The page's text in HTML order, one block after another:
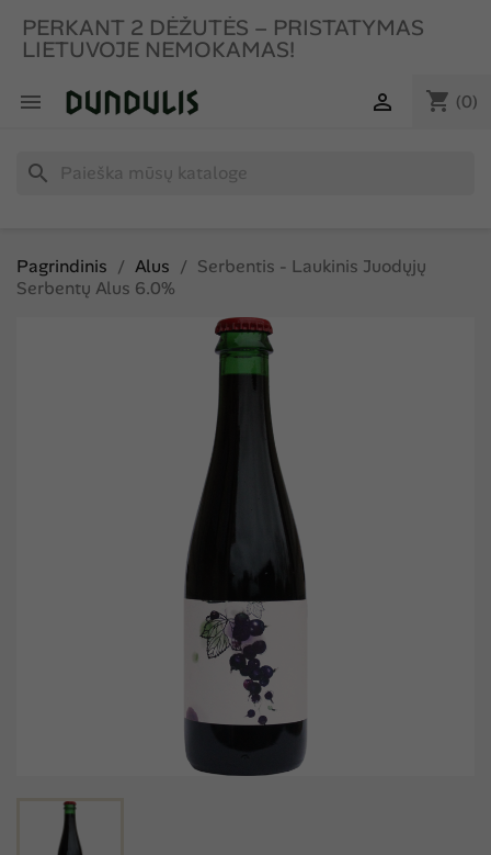
PERKANT 2 DĖŽUTĖS – PRISTATYMAS
LIETUVOJE NEMOKAMAS!
 shopping_cart (0)

search
Pagrindinis Alus
Serbentis - Laukinis Juodųjų
Serbentų Alus 6.0%